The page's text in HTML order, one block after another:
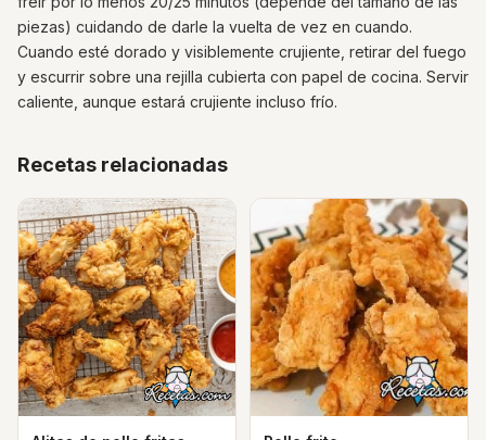
piezas) cuidando de darle la vuelta de vez en cuando.
Cuando esté dorado y visiblemente crujiente, retirar del fuego
y escurrir sobre una rejilla cubierta con papel de cocina. Servir
caliente, aunque estará crujiente incluso frío.
Recetas relacionadas